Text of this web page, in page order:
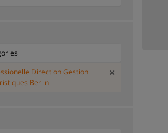
Direction Gestion
Berlin